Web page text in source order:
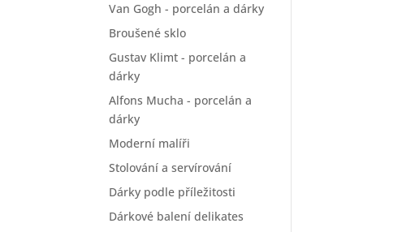
Van Gogh - porcelán a dárky
Broušené sklo
Gustav Klimt - porcelán a
dárky
Alfons Mucha - porcelán a
dárky
Moderní malíři
Stolování a servírování
Dárky podle příležitosti
Dárkové balení delikates